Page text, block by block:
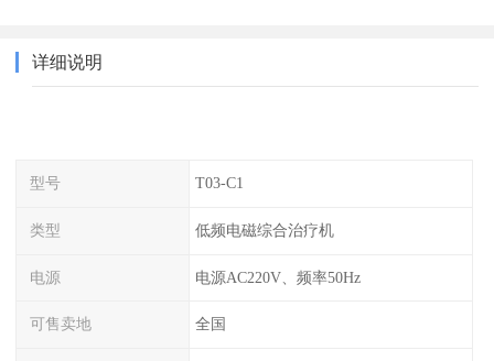
详细说明
型号 T03-C1
类型 低频电磁综合治疗机
电源 电源AC220V、频率50Hz
可售卖地 全国